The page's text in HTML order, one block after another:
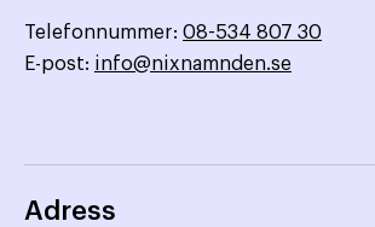
Telefonnummer: 08-534 807 30
E-post: info@nixnamnden.se
Adress